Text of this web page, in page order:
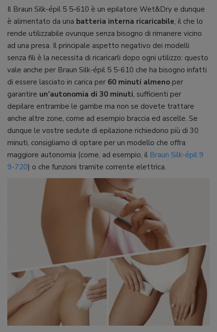
Il Braun Silk-épil 5 5-610 è un epilatore Wet&Dry e dunque
è alimentato da una batteria interna ricaricabile, il che lo
rende utilizzabile ovunque senza bisogno di rimanere vicino
ad una presa. Il principale aspetto negativo dei modelli
senza fili è la necessita di ricaricarli dopo ogni utilizzo: questo
vale anche per Braun Silk-épil 5 5-610 che ha bisogno infatti
di essere lasciato in carica per 60 minuti almeno per
garantire un’autonomia di 30 minuti, sufficienti per
depilare entrambe le gambe ma non se dovete trattare
anche altre zone, come ad esempio braccia ed ascelle. Se
dunque le vostre sedute di epilazione richiedono più di 30
minuti, consigliamo di optare per un modello che offra
maggiore autonomia (come, ad esempio, il Braun Silk-épil 9
9-720) o che funzioni tramite corrente elettrica.